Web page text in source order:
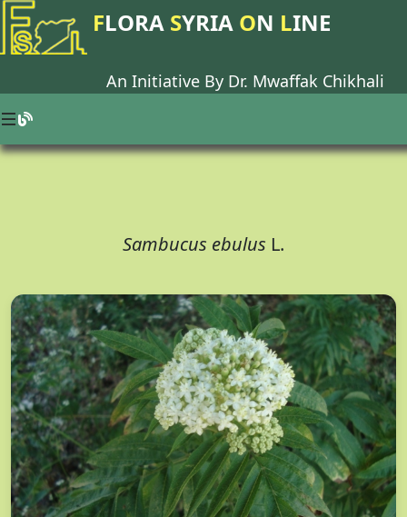
FLORA SYRIA ON LINE
An Initiative By Dr. Mwaffak Chikhali
Sambucus ebulus L.